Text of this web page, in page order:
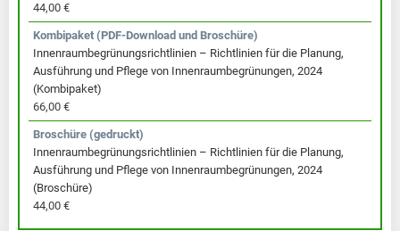
44,00 €
Kombipaket (PDF-Download und Broschüre)
Innenraumbegrünungsrichtlinien – Richtlinien für die Planung,
Ausführung und Pflege von Innenraumbegrünungen, 2024
(Kombipaket)
66,00 €
Broschüre (gedruckt)
Innenraumbegrünungsrichtlinien – Richtlinien für die Planung,
Ausführung und Pflege von Innenraumbegrünungen, 2024
(Broschüre)
44,00 €